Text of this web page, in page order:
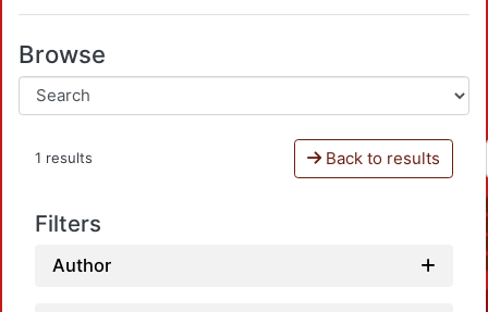
Browse
1 results Back to results
Filters
Author